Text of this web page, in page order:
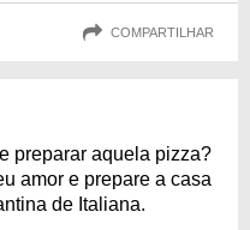
COMPARTILHAR
preparar aquela pizza?
amor e prepare a casa
de Italiana.